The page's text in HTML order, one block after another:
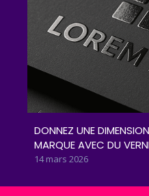
DONNEZ UNE
MARQUE AVEC DU
14 mars 2026